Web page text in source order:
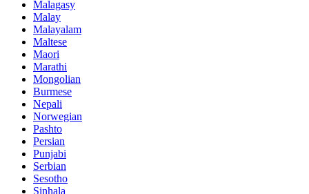
Malagasy
Malay
Malayalam
Maltese
Maori
Marathi
Mongolian
Burmese
Nepali
Norwegian
Pashto
Persian
Punjabi
Serbian
Sesotho
Sinhala